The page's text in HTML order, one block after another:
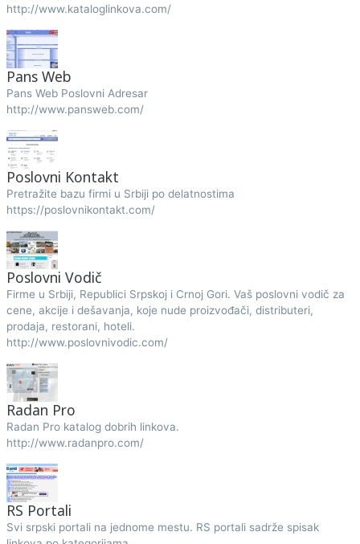
http://www.kataloglinkova.com/
Pans Web
Pans Web Poslovni Adresar
http://www.pansweb.com/
Poslovni Kontakt
Pretražite bazu firmi u Srbiji po delatnostima
https://poslovnikontakt.com/
Poslovni Vodič
Firme u Srbiji, Republici Srpskoj i Crnoj Gori. Vaš poslovni vodič za
cene, akcije i dešavanja, koje nude proizvođači, distributeri,
prodaja, restorani, hoteli.
http://www.poslovnivodic.com/
Radan Pro
Radan Pro katalog dobrih linkova.
http://www.radanpro.com/
RS Portali
Svi srpski portali na jednome mestu. RS portali sadrže spisak